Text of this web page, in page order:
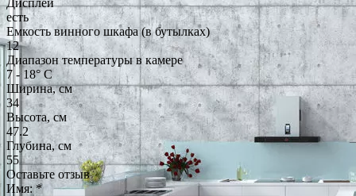
есть
Емкость винного шкафа (в бутылках)
12
Диапазон температуры в камере
7 - 18° С
Ширина, см
34
Высота, см
47.2
Глубина, см
55
Оставьте отзыв
Имя:*